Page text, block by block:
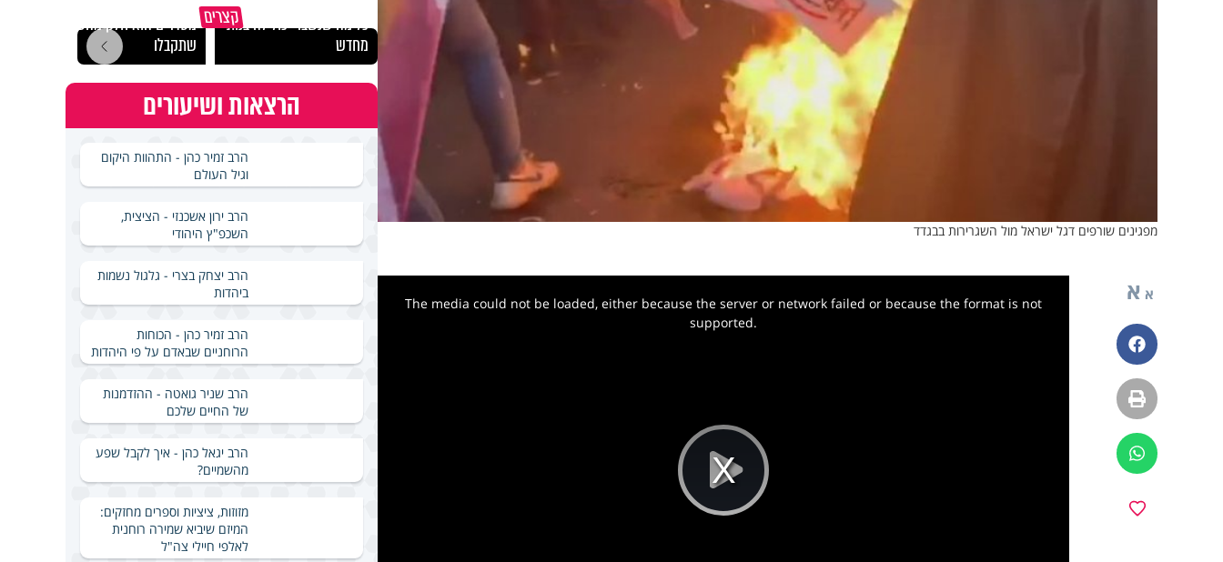
מפגינים שורפים דגל ישראל מול השגרירות בבגדד
א א
פייסבוק
הדפסה
ווטסאפ
Play
The media could not be loaded, either because the server or network failed or because the format is not
supported.
קצריםכל מה שנשבר יכול להיבנות
מחדש
מסדרים הוא חלק מהשפע
שתקבלו
הרצאות ושיעורים
הרב זמיר כהן - התהוות היקום
וגיל העולם
הרב ירון אשכנזי - הציצית,
השכפ"ץ היהודי
הרב יצחק בצרי - גלגול נשמות
ביהדות
הרב זמיר כהן - הכוחות
הרוחניים שבאדם על פי היהדות
הרב שניר גואטה - ההזדמנות
של החיים שלכם
הרב יגאל כהן - איך לקבל שפע
מהשמיים?
מזוזות, ציציות וספרים מחזקים:
המיזם שיביא שמירה רוחנית
לאלפי חיילי צה"ל